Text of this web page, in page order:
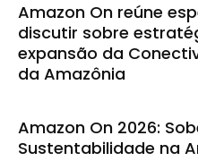
Amazon On reúne
discutir sobre
expansão da
da Amazônia
Amazon On 2026:
Sustentabilidade na